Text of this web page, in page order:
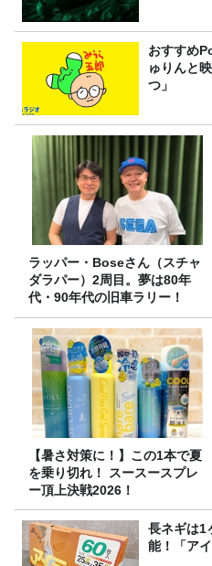
おすすめ
ゅりんと
つ」
ラッパー・Boseさん（スチャ
ダラパー）2周目。夢は80年
代・90年代の旧車ラリー！
【暑さ対策に！】この1本で夏
を乗り切れ！ スースースプレ
ー頂上決戦2026！
長ネギは1
能！「ア